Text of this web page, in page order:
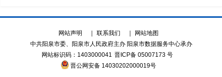
网站声明 联系我们
网站地图
中共阳泉市委、阳泉市人民政府主办 阳泉市数据服务中心承办
网站标识码：1403000041 晋ICP备 05007173 号
晋公网安备 14030202000019号